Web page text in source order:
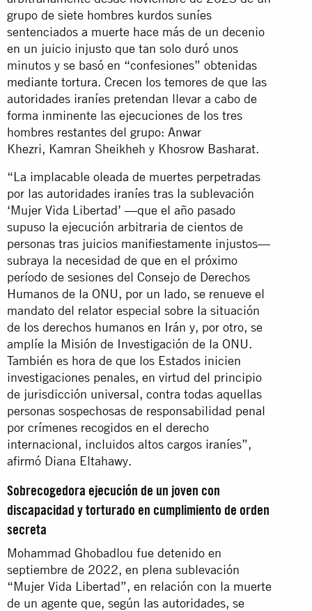
grupo de siete hombres kurdos suníes
sentenciados a muerte hace más de un decenio
en un juicio injusto que tan solo duró unos
minutos y se basó en “confesiones” obtenidas
mediante tortura. Crecen los temores de que las
autoridades iraníes pretendan llevar a cabo de
forma inminente las ejecuciones de los tres
hombres restantes del grupo: Anwar
Khezri, Kamran Sheikheh y Khosrow Basharat.
“La implacable oleada de muertes perpetradas
por las autoridades iraníes tras la sublevación
‘Mujer Vida Libertad’ —que el año pasado
supuso la ejecución arbitraria de cientos de
personas tras juicios manifiestamente injustos—
subraya la necesidad de que en el próximo
período de sesiones del Consejo de Derechos
Humanos de la ONU, por un lado, se renueve el
mandato del relator especial sobre la situación
de los derechos humanos en Irán y, por otro, se
amplíe la Misión de Investigación de la ONU.
También es hora de que los Estados inicien
investigaciones penales, en virtud del principio
de jurisdicción universal, contra todas aquellas
personas sospechosas de responsabilidad penal
por crímenes recogidos en el derecho
internacional, incluidos altos cargos iraníes”,
afirmó Diana Eltahawy.
Sobrecogedora ejecución de un joven con
discapacidad y torturado en cumplimiento de orden
secreta
Mohammad Ghobadlou fue detenido en
septiembre de 2022, en plena sublevación
“Mujer Vida Libertad”, en relación con la muerte
de un agente que, según las autoridades, se